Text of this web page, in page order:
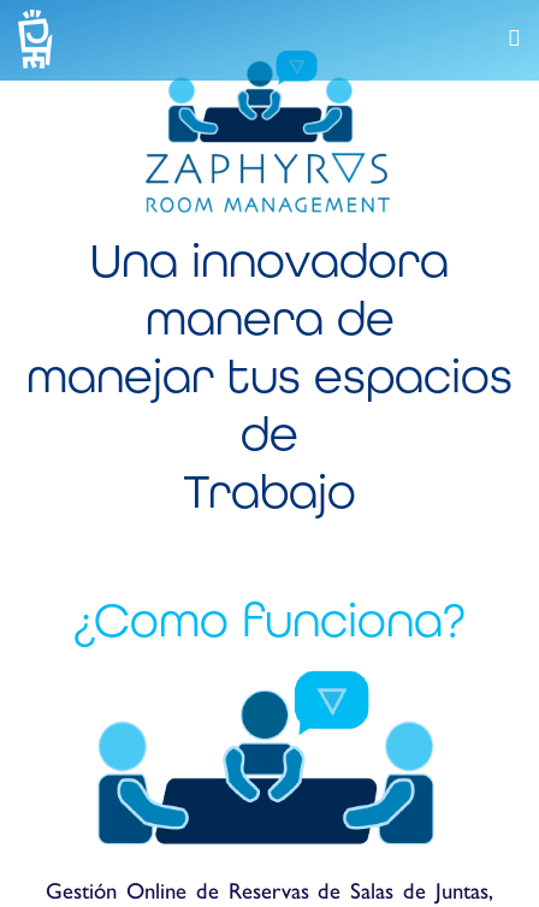
Una innovadora
manera de
manejar tus espacios
de
Trabajo
¿Como funciona?
Gestión Online de Reservas de Salas de Juntas,